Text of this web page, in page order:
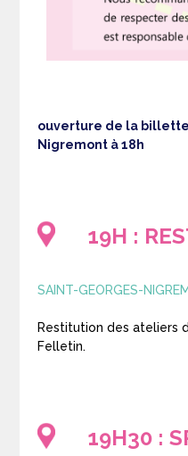
ouverture de la
Nigremont à 18h
19H :
SAINT-GEORGES-
Restitution des ateliers
Felletin.
19H30 :